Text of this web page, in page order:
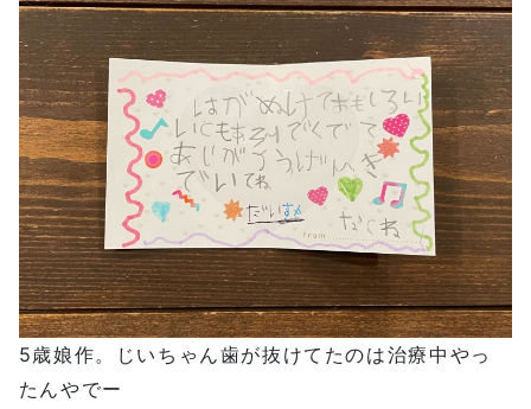
5歳娘作。じいちゃん歯が抜けてたのは治療中やっ
たんやでー